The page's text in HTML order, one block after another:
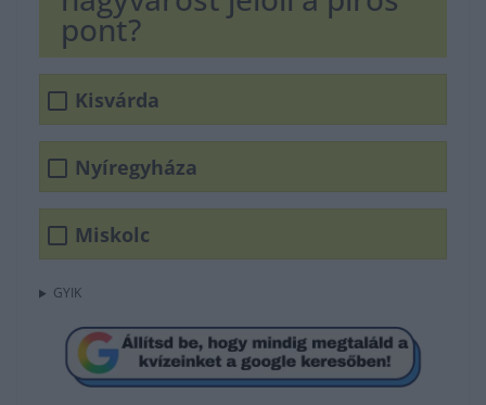
pont?
Kisvárda
Nyíregyháza
Miskolc
GYIK